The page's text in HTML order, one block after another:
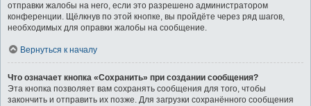
отправки жалобы на него, если это разрешено администратором
конференции. Щёлкнув по этой кнопке, вы пройдёте через ряд шагов,
необходимых для оправки жалобы на сообщение.
Вернуться к началу
Что означает кнопка «Сохранить» при создании сообщения?
Эта кнопка позволяет вам сохранять сообщения для того, чтобы
закончить и отправить их позже. Для загрузки сохранённого сообщения